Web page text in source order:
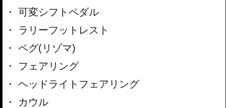
可変シフトペダル
ラリーフットレスト
ペグ(リゾマ)
フェアリング
ヘッドライトフェアリング
カウル